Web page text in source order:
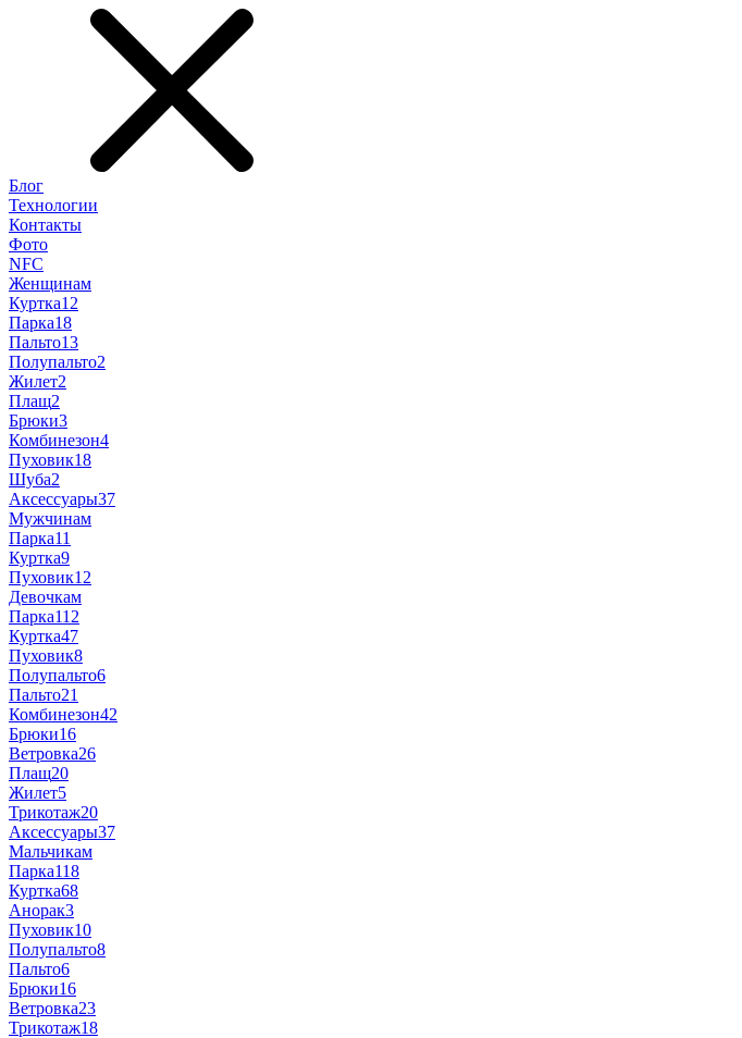
Блог
Технологии
Контакты
Фото
NFC
Женщинам
Куртка12
Парка18
Пальто13
Полупальто2
Жилет2
Плащ2
Брюки3
Комбинезон4
Пуховик18
Шуба2
Аксессуары37
Мужчинам
Парка11
Куртка9
Пуховик12
Девочкам
Парка112
Куртка47
Пуховик8
Полупальто6
Пальто21
Комбинезон42
Брюки16
Ветровка26
Плащ20
Жилет5
Трикотаж20
Аксессуары37
Мальчикам
Парка118
Куртка68
Анорак3
Пуховик10
Полупальто8
Пальто6
Брюки16
Ветровка23
Трикотаж18